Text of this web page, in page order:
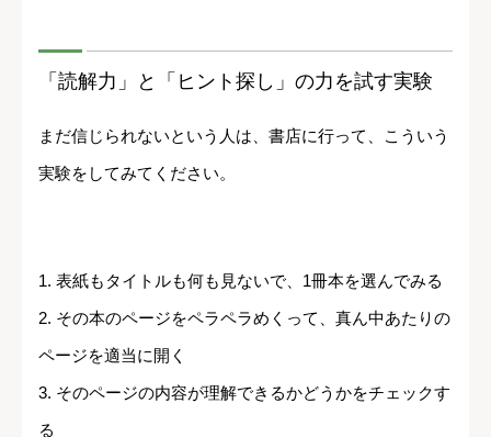
「読解力」と「ヒント探し」の力を試す実験
まだ信じられないという人は、書店に行って、こういう
実験をしてみてください。
1. 表紙もタイトルも何も見ないで、1冊本を選んでみる
2. その本のページをペラペラめくって、真ん中あたりの
ページを適当に開く
3. そのページの内容が理解できるかどうかをチェックす
る